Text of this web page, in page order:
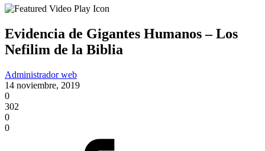
Evidencia de Gigantes Humanos – Los
Nefilim de la Biblia
Administrador web
14 noviembre, 2019
0
302
0
0